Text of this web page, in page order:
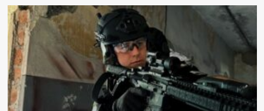
львів’яни
все
частіше
через
міські
онлайн-